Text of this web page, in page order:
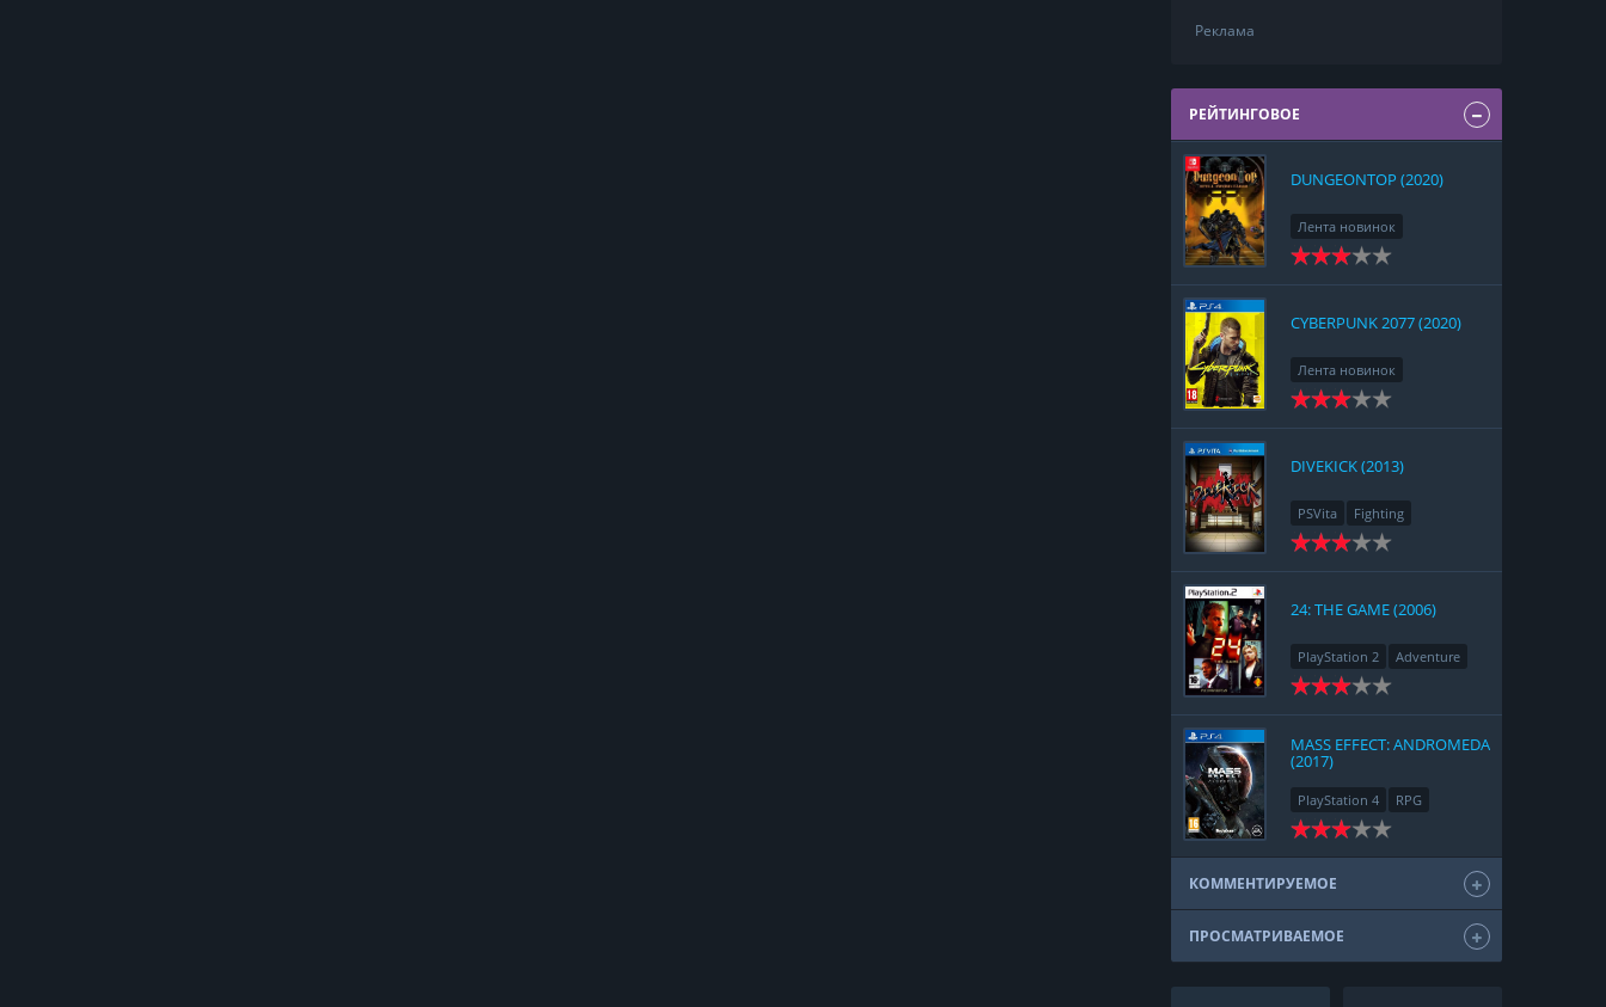
Реклама
РЕЙТИНГОВОЕ
DUNGEONTOP (2020)
Лента новинок
Nintendo Switch
CYBERPUNK 2077 (2020)
Лента новинок
PlayStation 4
DIVEKICK (2013)
PSVita Fighting
24: THE GAME (2006)
PlayStation 2 Adventure
MASS EFFECT: ANDROMEDA
(2017)
PlayStation 4 RPG
КОММЕНТИРУЕМОЕ
ПРОСМАТРИВАЕМОЕ